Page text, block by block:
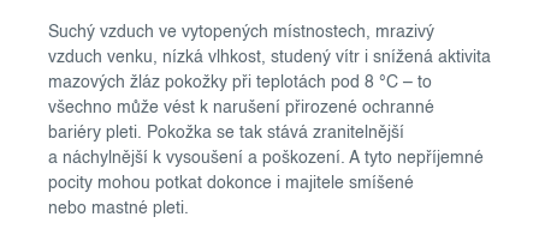
Suchý vzduch ve vytopených místnostech, mrazivý
vzduch venku, nízká vlhkost, studený vítr i snížená aktivita
mazových žláz pokožky při teplotách pod 8 °C – to
všechno může vést k narušení přirozené ochranné
bariéry pleti. Pokožka se tak stává zranitelnější
a náchylnější k vysoušení a poškození. A tyto nepříjemné
pocity mohou potkat dokonce i majitele smíšené
nebo mastné pleti.